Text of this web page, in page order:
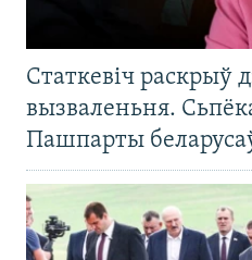
Статкевіч раскрыў
вызваленьня.
Пашпарты